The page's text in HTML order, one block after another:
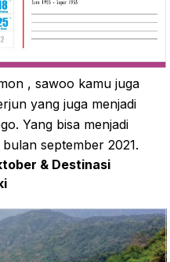
, sawoo kamu juga
yang juga menjadi
Yang bisa menjadi
september 2021.
& Destinasi